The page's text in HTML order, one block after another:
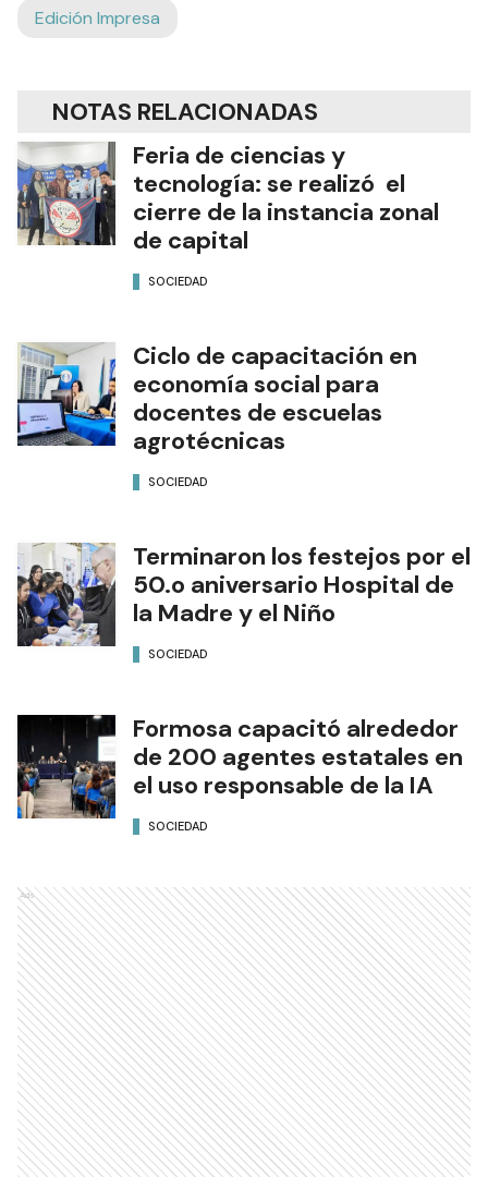
Edición Impresa
NOTAS RELACIONADAS
Feria de ciencias y
tecnología: se realizó el
cierre de la instancia zonal
de capital
SOCIEDAD
Ciclo de capacitación en
economía social para
docentes de escuelas
agrotécnicas
SOCIEDAD
Terminaron los festejos por el
50.o aniversario Hospital de
la Madre y el Niño
SOCIEDAD
Formosa capacitó alrededor
de 200 agentes estatales en
el uso responsable de la IA
SOCIEDAD
Ads